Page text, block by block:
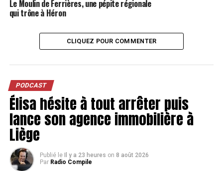
bonnes ou mauvaises pour notre personnage principal
et son entourage.
Pour un premier roman, chapeau bas ! Une écriture et
de lecture tant l’écrivaine maîtrise son genre. Un vrai
coup de cœur !
Retrouvez les chroniques de Cassandra surle
Facebook des Livres de Casset dansC’est quoi cette
émission ?!
Cassandra Vivier
Le Moulin de Ferrières, une pépite régionale
qui trône à Héron
CLIQUEZ POUR COMMENTER
PODCAST
Élisa hésite à tout arrêter puis
lance son agence immobilière à
Liège
Publié le Il y a 23 heures on 8 août 2026
Par Radio Compile